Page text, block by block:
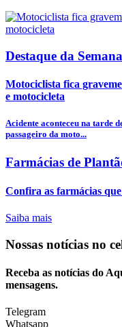
Destaque da Semana
Motociclista fica
e motocicleta
Acidente aconteceu na tarde
passageiro da moto...
Farmácias de
Confira as farmácias
Saiba mais
Nossas notícias no
Receba as notícias do
mensagens.
Telegram
Whatsapp